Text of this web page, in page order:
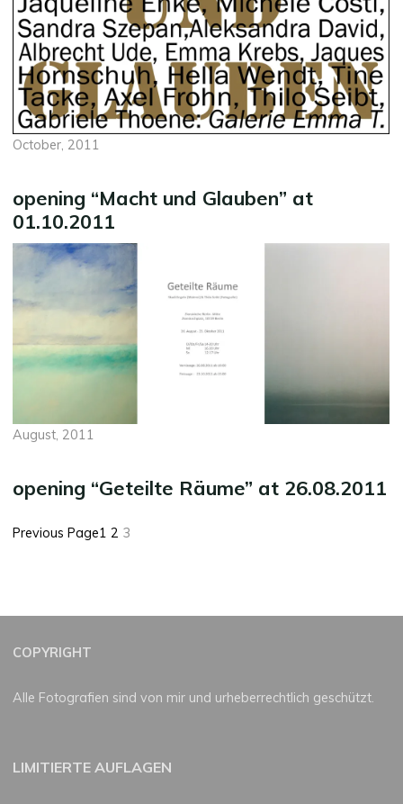
October, 2011
opening “Macht und Glauben” at
01.10.2011
August, 2011
opening “Geteilte Räume” at 26.08.2011
Previous Page1 2 3
COPYRIGHT
Alle Fotografien sind von mir und urheberrechtlich geschützt.
LIMITIERTE AUFLAGEN